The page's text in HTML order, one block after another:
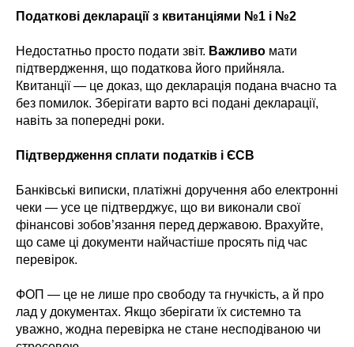
Податкові декларації з квитанціями №1 і №2
Недостатньо просто подати звіт. Важливо мати
підтвердження, що податкова його прийняла.
Квитанції — це доказ, що декларація подана вчасно та
без помилок. Зберігати варто всі подані декларації,
навіть за попередні роки.
Підтвердження сплати податків і ЄСВ
Банківські виписки, платіжні доручення або електронні
чеки — усе це підтверджує, що ви виконали свої
фінансові зобов’язання перед державою. Врахуйте,
що саме ці документи найчастіше просять під час
перевірок.
ФОП — це не лише про свободу та гнучкість, а й про
лад у документах. Якщо зберігати їх системно та
уважно, жодна перевірка не стане несподіваною чи